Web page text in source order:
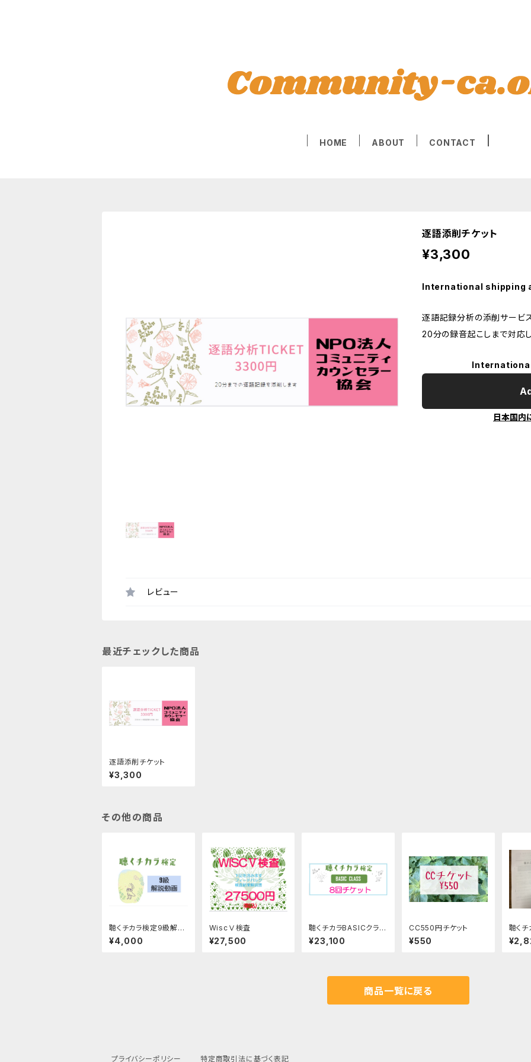
HOME ABOUT CONTACT
逐語添削チケット
¥3,300
International shipping
逐語記録分析の添削サービ
20分の録音起こしまで対応し
日本国内
レビュー
最近チェックした商品
逐語添削チケット
¥3,300
その他の商品
聴くチカラ検定9級解説
動画
¥4,000
WiscⅤ検査
¥27,500
聴くチカラBASICクラス
8回チケット
¥23,100
CC550円チケット
¥550
聴く
商品一覧に戻る
プライバシーポリシー 特定商取引法に基づく表記